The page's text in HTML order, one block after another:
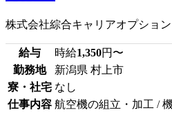
株式会社綜合キャリアオプション
給与 時給1,350円〜
勤務地
新潟県 村上市
寮・社宅 なし
仕事内容 航空機の組立・加工 /